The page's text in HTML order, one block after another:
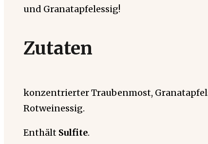
und Granatapfelessig!
Zutaten
konzentrierter Traubenmost,
Rotweinessig.
Enthält Sulfite.